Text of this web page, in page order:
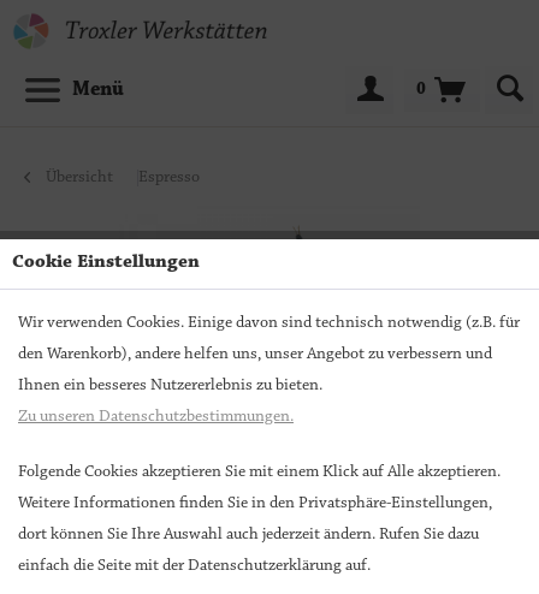
Menü 0
Übersicht Espresso
Genießerset 1 Edition Wuppertal
Cookie Einstellungen
Wir verwenden Cookies. Einige davon sind technisch notwendig (z.B. für
den Warenkorb), andere helfen uns, unser Angebot zu verbessern und
Ihnen ein besseres Nutzererlebnis zu bieten.
Zu unseren Datenschutzbestimmungen.
Folgende Cookies akzeptieren Sie mit einem Klick auf Alle akzeptieren.
Weitere Informationen finden Sie in den Privatsphäre-Einstellungen,
dort können Sie Ihre Auswahl auch jederzeit ändern. Rufen Sie dazu
einfach die Seite mit der Datenschutzerklärung auf.